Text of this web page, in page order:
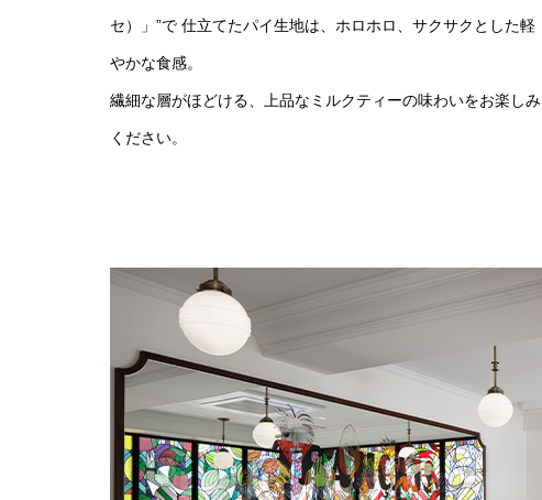
セ）」”で 仕立てたパイ生地は、ホロホロ、サクサクとした軽
やかな食感。
繊細な層がほどける、上品なミルクティーの味わいをお楽しみ
ください。